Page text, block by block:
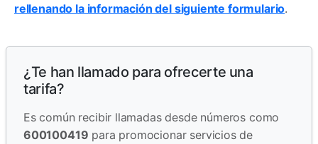
rellenando la información del siguiente formulario.
¿Te han llamado para ofrecerte una
tarifa?
Es común recibir llamadas desde números como
600100419 para promocionar servicios de